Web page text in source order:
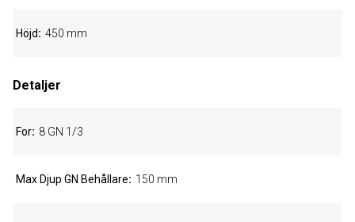
Höjd 450 mm
Detaljer
For 8 GN 1/3
Max Djup GN Behållare 150 mm